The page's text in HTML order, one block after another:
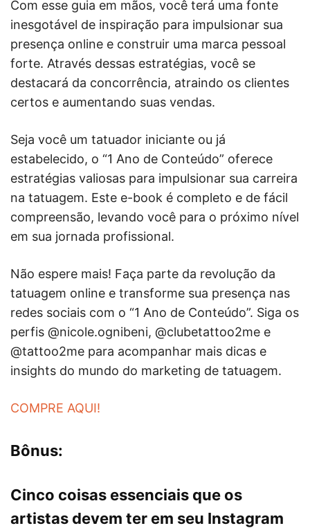
Com esse guia em mãos, você terá uma fonte
inesgotável de inspiração para impulsionar sua
presença online e construir uma marca pessoal
forte. Através dessas estratégias, você se
destacará da concorrência, atraindo os clientes
certos e aumentando suas vendas.
Seja você um tatuador iniciante ou já
estabelecido, o “1 Ano de Conteúdo” oferece
estratégias valiosas para impulsionar sua carreira
na tatuagem. Este e-book é completo e de fácil
compreensão, levando você para o próximo nível
em sua jornada profissional.
Não espere mais! Faça parte da revolução da
tatuagem online e transforme sua presença nas
redes sociais com o “1 Ano de Conteúdo”. Siga os
perfis @nicole.ognibeni, @clubetattoo2me e
@tattoo2me para acompanhar mais dicas e
insights do mundo do marketing de tatuagem.
COMPRE AQUI!
Bônus:
Cinco coisas essenciais que os
artistas devem ter em seu Instagram